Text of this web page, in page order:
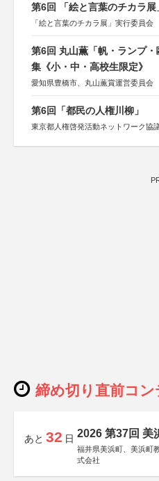
第6回 「絵と言葉のチカラ展
「絵と言葉のチカラ展」実行委員会
第6回 丸山薫「帆・ランプ
集《小・中・高校生限定》
愛知県豊橋市、丸山薫賞運営委員会
第6回「都民の人権川柳」
東京都人権啓発活動ネットワーク協
締め切り直前コン
あと 32 日 2026 第37回 美
福井県美浜町、美浜町
式会社